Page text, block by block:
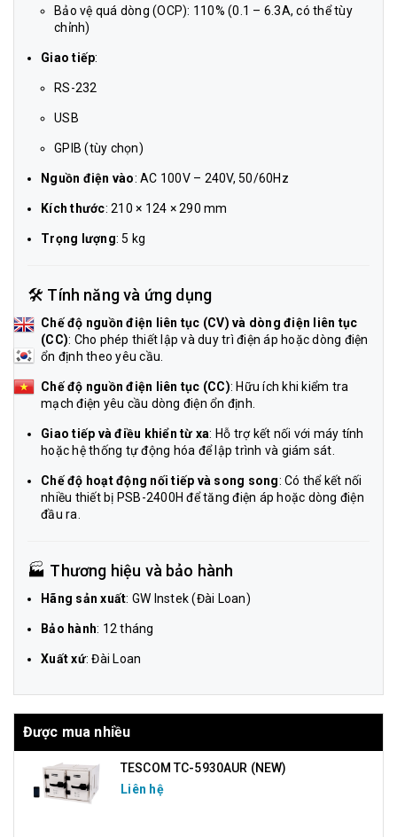
Bảo vệ quá dòng (OCP): 110% (0.1 – 6.3A, có thể tùy
chỉnh)
Giao tiếp:
RS-232
USB
GPIB (tùy chọn)
Nguồn điện vào: AC 100V – 240V, 50/60Hz
Kích thước: 210 × 124 × 290 mm
Trọng lượng: 5 kg
🛠️ Tính năng và ứng dụng
Chế độ nguồn điện liên tục (CV) và dòng điện liên tục
(CC): Cho phép thiết lập và duy trì điện áp hoặc dòng điện
ổn định theo yêu cầu.
Chế độ nguồn điện liên tục (CC): Hữu ích khi kiểm tra
mạch điện yêu cầu dòng điện ổn định.
Giao tiếp và điều khiển từ xa: Hỗ trợ kết nối với máy tính
hoặc hệ thống tự động hóa để lập trình và giám sát.
Chế độ hoạt động nối tiếp và song song: Có thể kết nối
nhiều thiết bị PSB-2400H để tăng điện áp hoặc dòng điện
đầu ra.
🏭 Thương hiệu và bảo hành
Hãng sản xuất: GW Instek (Đài Loan)
Bảo hành: 12 tháng
Xuất xứ: Đài Loan
Được mua nhiều
TESCOM TC-5930AUR (NEW)
Liên hệ